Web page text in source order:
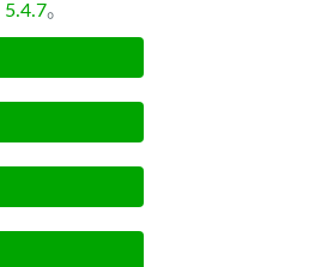
5.4.7。